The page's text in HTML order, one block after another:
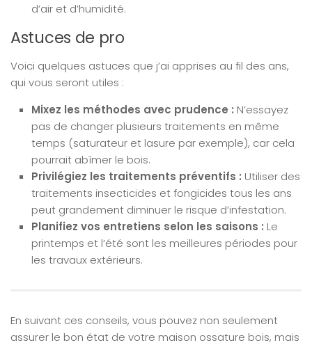
d’air et d’humidité.
Astuces de pro
Voici quelques astuces que j’ai apprises au fil des ans,
qui vous seront utiles :
Mixez les méthodes avec prudence : N’essayez
pas de changer plusieurs traitements en même
temps (saturateur et lasure par exemple), car cela
pourrait abîmer le bois.
Privilégiez les traitements préventifs : Utiliser des
traitements insecticides et fongicides tous les ans
peut grandement diminuer le risque d’infestation.
Planifiez vos entretiens selon les saisons : Le
printemps et l’été sont les meilleures périodes pour
les travaux extérieurs.
En suivant ces conseils, vous pouvez non seulement
assurer le bon état de votre maison ossature bois, mais